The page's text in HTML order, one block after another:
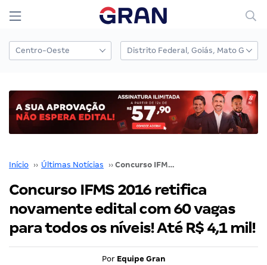
Início ›› Últimas Notícias ›› Concurso IFMS 2016 retifica novamente edital com 60 vagas para todos os níveis! Até R$ 4,1 mil!
Concurso IFMS 2016 retifica
novamente edital com 60 vagas
para todos os níveis! Até R$ 4,1 mil!
Por Equipe Gran